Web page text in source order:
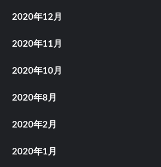
2020年12月
2020年11月
2020年10月
2020年8月
2020年2月
2020年1月